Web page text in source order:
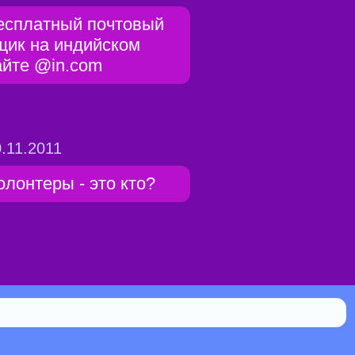
почтовый
на индийском
@in.com
- это кто?